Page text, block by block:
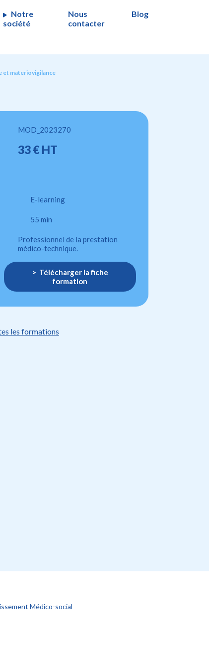
Notre
société
Nous
contacter
Blog
et materiovigilance
MOD_2023270
33 € HT
E-learning
55 min
Professionnel de la prestation
médico-technique.
Télécharger la fiche
formation
les formations
Médico-social